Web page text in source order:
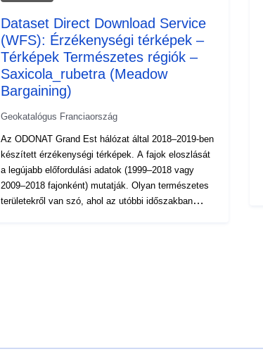
Dataset Direct Download Service
(WFS): Érzékenységi térképek –
Térképek Természetes régiók –
Saxicola_rubetra (Meadow
Bargaining)
Geokatalógus Franciaország
Az ODONAT Grand Est hálózat által 2018–2019-ben
készített érzékenységi térképek. A fajok eloszlását
a legújabb előfordulási adatok (1999–2018 vagy
2009–2018 fajonként) mutatják. Olyan természetes
területekről van szó, ahol az utóbbi időszakban